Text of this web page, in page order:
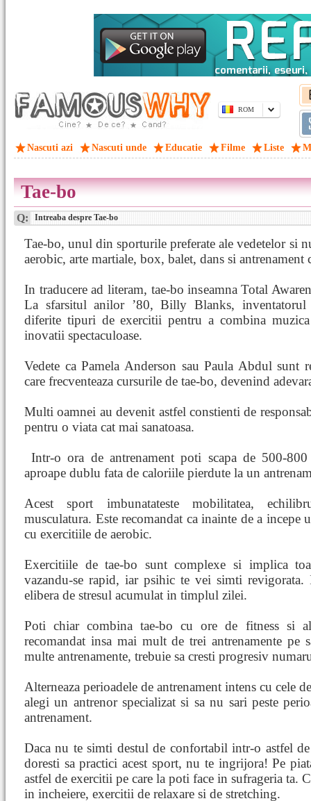
ROM
Nascuti azi Nascuti unde Educatie Filme Liste
Tae-bo
Q: Intreaba despre Tae-bo
Tae-bo, unul din sporturile preferate ale vedetelor si
aerobic, arte martiale, box, balet, dans si antrenament
In traducere ad literam, tae-bo inseamna Total
La sfarsitul anilor ’80, Billy Blanks, inventatorul
diferite tipuri de exercitii pentru a combina
inovatii spectaculoase.
Vedete ca Pamela Anderson sau Paula Abdul sunt
care frecventeaza cursurile de tae-bo, devenind
Multi oamnei au devenit astfel constienti de
pentru o viata cat mai sanatoasa.
Intr-o ora de antrenament poti scapa de 500-
aproape dublu fata de caloriile pierdute la un
Acest sport imbunatateste mobilitatea,
musculatura. Este recomandat ca inainte de a incepe
cu exercitiile de aerobic.
Exercitiile de tae-bo sunt complexe si implica
vazandu-se rapid, iar psihic te vei simti
elibera de stresul acumulat in timplul zilei.
Poti chiar combina tae-bo cu ore de fitness si
recomandat insa mai mult de trei antrenamente pe
multe antrenamente, trebuie sa cresti progresiv
Alterneaza perioadele de antrenament intens cu cele
alegi un antrenor specializat si sa nu sari peste
antrenament.
Daca nu te simti destul de confortabil intr-o astfel
doresti sa practici acest sport, nu te ingrijora! Pe
astfel de exercitii pe care la poti face in sufrageria ta.
in incheiere, exercitii de relaxare si de stretching.